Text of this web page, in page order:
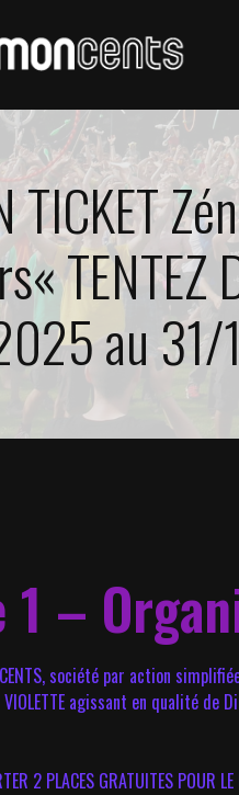
TICKET
TENTEZ
au
–
CENTS, société par action
agissant en qualité
2 PLACES GRATUITES